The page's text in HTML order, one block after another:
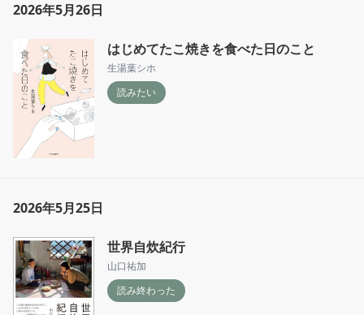
2026年5月26日
はじめてたこ焼きを食べた日のこと
生湯葉シホ
読みたい
2026年5月25日
世界自炊紀行
山口祐加
読み終わった